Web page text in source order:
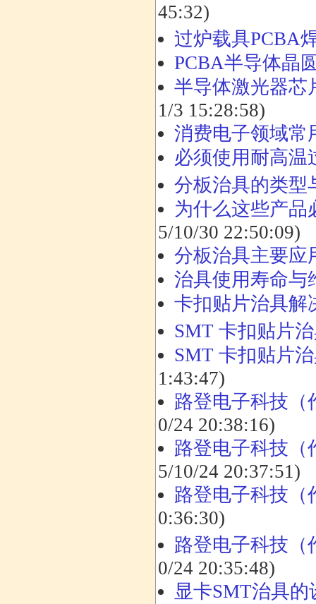
45:32)
过炉载具PCBA
PCBA半导体晶
半导体激光器芯
1/3 15:28:58)
消费电子领域常
必须使用耐高温
分板治具的类型
为什么这些产品
5/10/30 22:50:09)
分板治具主要应
治具使用寿命与
卡扣贴片治具解
SMT 卡扣贴片
SMT 卡扣贴片
1:43:47)
路登电子科技（
0/24 20:38:16)
路登电子科技（
5/10/24 20:37:51)
路登电子科技（
0:36:30)
路登电子科技（
0/24 20:35:48)
显卡SMT治具